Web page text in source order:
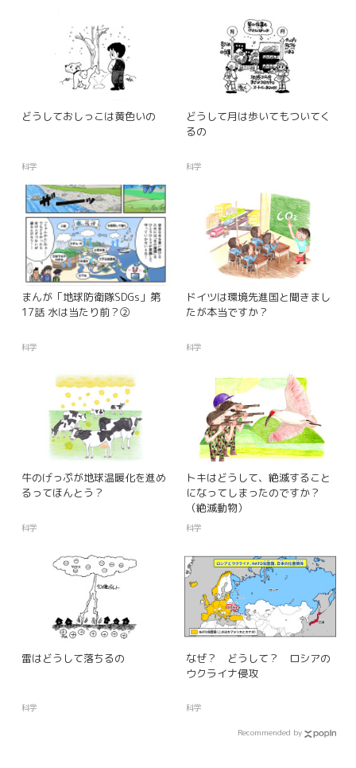
どうしておしっこは黄色いの
科学
どうして月は歩いてもついてく
るの
科学
まんが「地球防衛隊SDGs」第
17話 水は当たり前？②
科学
ドイツは環境先進国と聞きまし
たが本当ですか？
科学
牛のげっぷが地球温暖化を進め
るってほんとう？
科学
トキはどうして、絶滅すること
になってしまったのですか？
（絶滅動物）
科学
雷はどうして落ちるの
科学
なぜ？ どうして？ ロシアの
ウクライナ侵攻
科学
Recommended by